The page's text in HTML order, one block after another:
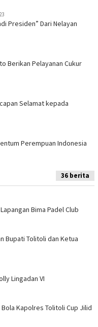
Presiden” Dari Nelayan
Berikan Pelayanan Cukur
Selamat kepada
Perempuan Indonesia
36 berita
Bima Padel Club
Bupati Tolitoli dan Ketua
Lingadan VI
Kapolres Tolitoli Cup Jilid